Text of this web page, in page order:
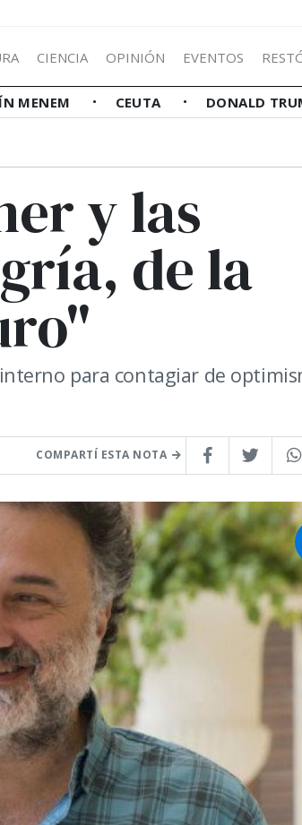
CIENCIA OPINIÓN EVENTOS
MENEM CEUTA DONALD
y las
de la
para contagiar de
COMPARTÍ ESTA NOTA